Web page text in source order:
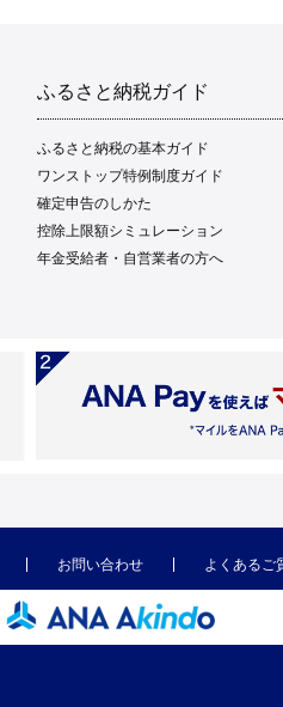
ふるさと納税ガイド
ふるさと納税の基本ガイド
ワンストップ特例制度ガイド
確定申告のしかた
控除上限額シミュレーション
年金受給者・自営業者の方へ
お問い合わせ よくあるご